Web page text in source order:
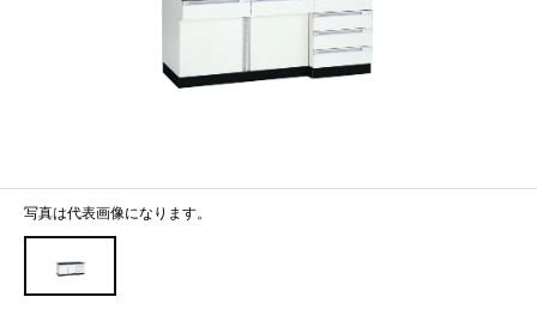
写真は代表画像になります。